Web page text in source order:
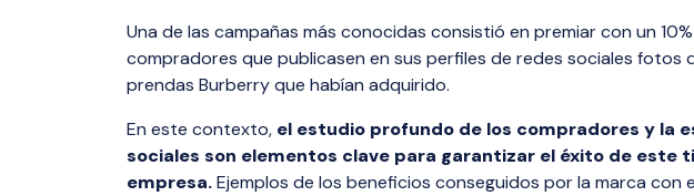
Una de las campañas más conocidas consistió en premiar con un
compradores que publicasen en sus perfiles de redes sociales fotos
prendas Burberry que habían adquirido.
En este contexto, el estudio profundo de los compradores y la
sociales son elementos clave para garantizar el éxito de este
empresa.Ejemplos de los beneficios conseguidos por la marca con